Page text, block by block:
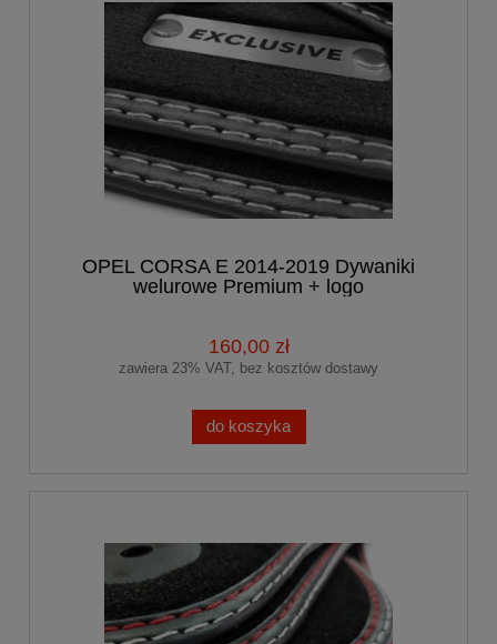
OPEL CORSA E 2014-2019 Dywaniki
welurowe Premium + logo
160,00 zł
zawiera 23% VAT, bez kosztów dostawy
do koszyka